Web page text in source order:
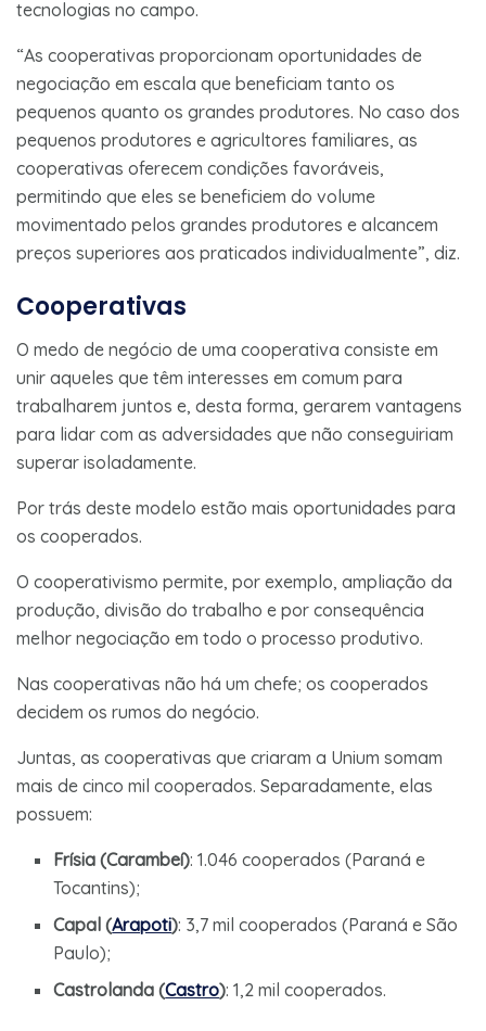
tecnologias no campo.
“As cooperativas proporcionam oportunidades de
negociação em escala que beneficiam tanto os
pequenos quanto os grandes produtores. No caso dos
pequenos produtores e agricultores familiares, as
cooperativas oferecem condições favoráveis,
permitindo que eles se beneficiem do volume
movimentado pelos grandes produtores e alcancem
preços superiores aos praticados individualmente”, diz.
Cooperativas
O medo de negócio de uma cooperativa consiste em
unir aqueles que têm interesses em comum para
trabalharem juntos e, desta forma, gerarem vantagens
para lidar com as adversidades que não conseguiriam
superar isoladamente.
Por trás deste modelo estão mais oportunidades para
os cooperados.
O cooperativismo permite, por exemplo, ampliação da
produção, divisão do trabalho e por consequência
melhor negociação em todo o processo produtivo.
Nas cooperativas não há um chefe; os cooperados
decidem os rumos do negócio.
Juntas, as cooperativas que criaram a Unium somam
mais de cinco mil cooperados. Separadamente, elas
possuem:
Frísia (Carambeí): 1.046 cooperados (Paraná e
Tocantins);
Capal (Arapoti): 3,7 mil cooperados (Paraná e São
Paulo);
Castrolanda (Castro): 1,2 mil cooperados.